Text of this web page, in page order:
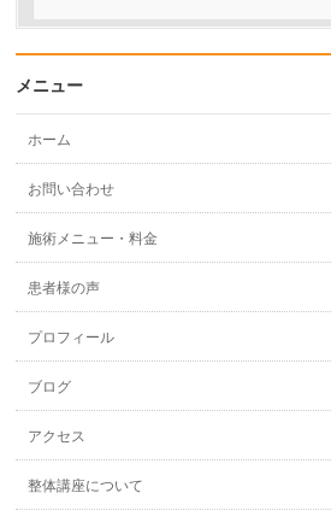
メニュー
ホーム
お問い合わせ
施術メニュー・料金
患者様の声
プロフィール
ブログ
アクセス
整体講座について